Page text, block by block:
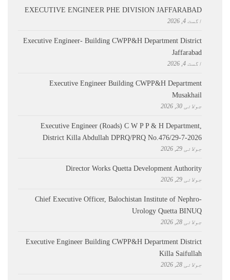
EXECUTIVE ENGINEER PHE DIVISION JAFFARABAD
اگست 4, 2026
Executive Engineer- Building CWPP&H Department District
Jaffarabad
اگست 4, 2026
Executive Engineer Building CWPP&H Department
Musakhail
جولائی 30, 2026
Executive Engineer (Roads) C W P P & H Department,
District Killa Abdullah ​DPRQ/PRQ No.476/29-7-2026
جولائی 29, 2026
Director Works Quetta Development Authority
جولائی 29, 2026
Chief Executive Officer, Balochistan Institute of Nephro-
Urology Quetta BINUQ
جولائی 28, 2026
Executive Engineer Building CWPP&H Department District
Killa Saifullah
جولائی 28, 2026